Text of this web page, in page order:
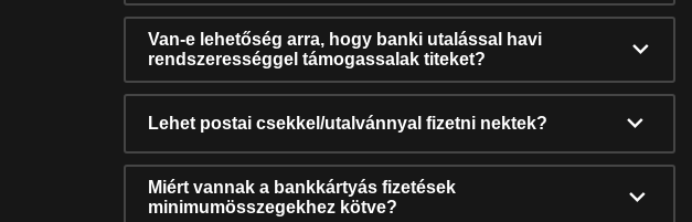
Van-e lehetőség arra, hogy banki utalással havi
rendszerességgel támogassalak titeket?
Lehet postai csekkel/utalvánnyal fizetni nektek?
Miért vannak a bankkártyás fizetések
minimumösszegekhez kötve?